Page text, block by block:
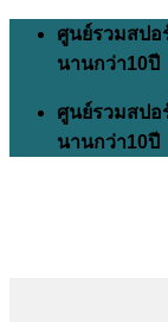
Skip
content
ศูนย์รวมสปอ
นานกว่า10ปี
ศูนย์รวมสปอ
นานกว่า10ปี